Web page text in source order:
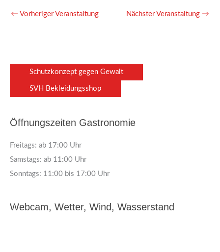
← Vorheriger Veranstaltung Nächster Veranstaltung →
Schutzkonzept gegen Gewalt
SVH Bekleidungsshop
Öffnungszeiten Gastronomie
Freitags: ab 17:00 Uhr
Samstags: ab 11:00 Uhr
Sonntags: 11:00 bis 17:00 Uhr
Webcam, Wetter, Wind, Wasserstand